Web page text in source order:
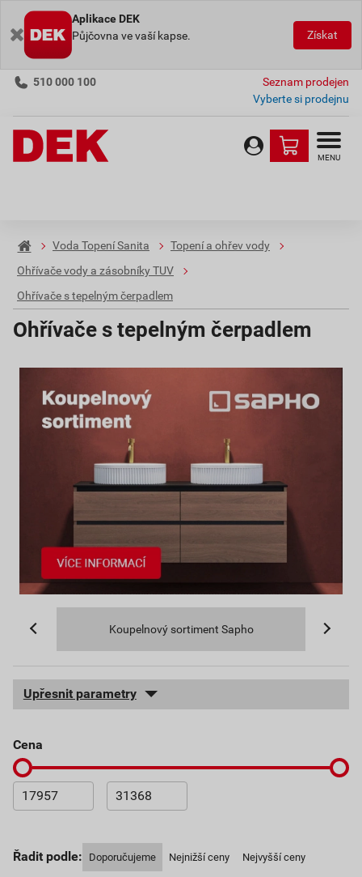
Aplikace DEK
Půjčovna ve vaší kapse.
Získat
510 000 100
Seznam prodejen
Vyberte si prodejnu
MENU
Voda Topení Sanita
Topení a ohřev vody
Ohřívače vody a zásobníky TUV
Ohřívače s tepelným čerpadlem
Ohřívače s tepelným čerpadlem
Koupelnový sortiment Sapho
Upřesnit parametry
cena
Řadit podle: Doporučujeme Nejnižší ceny Nejvyšší ceny